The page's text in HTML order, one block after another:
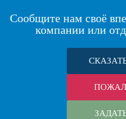
Сообщите нам своё
компании или